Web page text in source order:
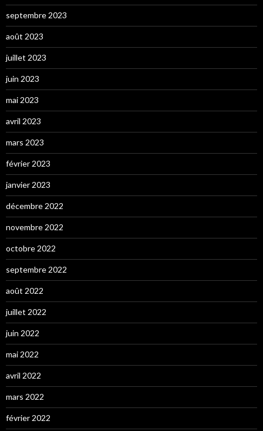
septembre 2023
août 2023
juillet 2023
juin 2023
mai 2023
avril 2023
mars 2023
février 2023
janvier 2023
décembre 2022
novembre 2022
octobre 2022
septembre 2022
août 2022
juillet 2022
juin 2022
mai 2022
avril 2022
mars 2022
février 2022